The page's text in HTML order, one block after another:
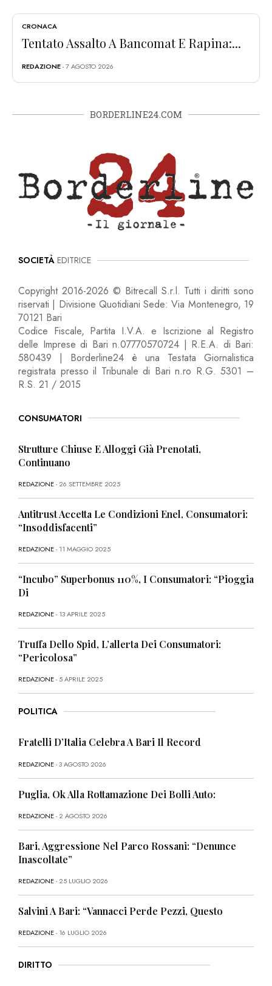
CRONACA
Tentato Assalto A Bancomat E Rapina:...
REDAZIONE- 7 AGOSTO 2026
BORDERLINE24.COM
SOCIETÀ EDITRICE
Copyright 2016-2026 © Bitrecall S.r.l. Tutti i diritti sono
riservati | Divisione Quotidiani Sede: Via Montenegro, 19
70121 Bari
Codice Fiscale, Partita I.V.A. e Iscrizione al Registro
delle Imprese di Bari n.07770570724 | R.E.A. di Bari:
580439 | Borderline24 è una Testata Giornalistica
registrata presso il Tribunale di Bari n.ro R.G. 5301 –
R.S. 21 / 2015
CONSUMATORI
Strutture Chiuse E Alloggi Già Prenotati,
Continuano
REDAZIONE- 26 SETTEMBRE 2025
Antitrust Accetta Le Condizioni Enel, Consumatori:
“Insoddisfacenti”
REDAZIONE- 11 MAGGIO 2025
“Incubo” Superbonus 110%, I Consumatori: “Pioggia
Di
REDAZIONE- 13 APRILE 2025
Truffa Dello Spid, L’allerta Dei Consumatori:
“Pericolosa”
REDAZIONE- 5 APRILE 2025
POLITICA
Fratelli D’Italia Celebra A Bari Il Record
REDAZIONE- 3 AGOSTO 2026
Puglia, Ok Alla Rottamazione Dei Bolli Auto:
REDAZIONE- 2 AGOSTO 2026
Bari, Aggressione Nel Parco Rossani: “Denunce
Inascoltate”
REDAZIONE- 25 LUGLIO 2026
Salvini A Bari: “Vannacci Perde Pezzi, Questo
REDAZIONE- 16 LUGLIO 2026
DIRITTO